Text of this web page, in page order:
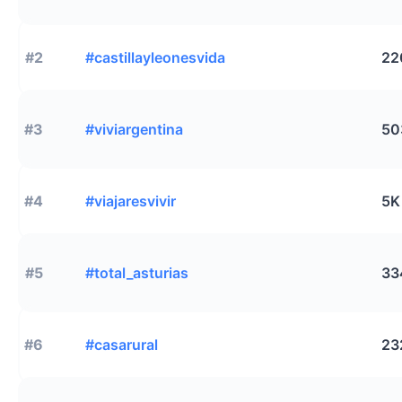
#2 #castillayleonesvida
#3 #viviargentina
#4 #viajaresvivir 5K
#5 #total_asturias
#6 #casarural